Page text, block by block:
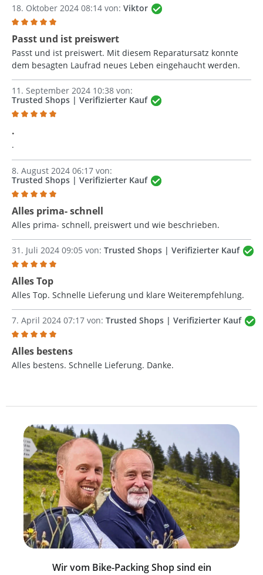
18. Oktober 2024 08:14 von: Viktor
Bewertung mit 5 von 5 Sternen
Passt und ist preiswert
Passt und ist preiswert. Mit diesem Reparatursatz konnte
dem besagten Laufrad neues Leben eingehaucht werden.
11. September 2024 10:38 von:
Trusted Shops | Verifizierter Kauf
.
.
8. August 2024 06:17 von:
Trusted Shops | Verifizierter Kauf
Bewertung mit 5 von 5 Sternen
Alles prima- schnell
Alles prima- schnell, preiswert und wie beschrieben.
31. Juli 2024 09:05 von: Trusted Shops | Verifizierter Kauf
Bewertung mit 5 von 5 Sternen
Alles Top
Alles Top. Schnelle Lieferung und klare Weiterempfehlung.
7. April 2024 07:17 von: Trusted Shops | Verifizierter Kauf
Bewertung mit 5 von 5 Sternen
Alles bestens
Alles bestens. Schnelle Lieferung. Danke.
Wir vom Bike-Packing Shop sind ein